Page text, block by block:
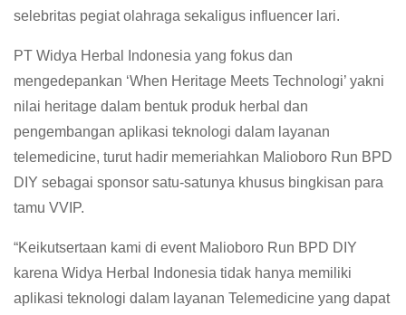
selebritas pegiat olahraga sekaligus influencer lari.
PT Widya Herbal Indonesia yang fokus dan
mengedepankan ‘When Heritage Meets Technologi’ yakni
nilai heritage dalam bentuk produk herbal dan
pengembangan aplikasi teknologi dalam layanan
telemedicine, turut hadir memeriahkan Malioboro Run BPD
DIY sebagai sponsor satu-satunya khusus bingkisan para
tamu VVIP.
“Keikutsertaan kami di event Malioboro Run BPD DIY
karena Widya Herbal Indonesia tidak hanya memiliki
aplikasi teknologi dalam layanan Telemedicine yang dapat